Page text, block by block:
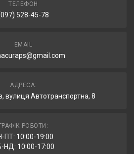
ТЕЛЕФОН
528-45-78
EMAIL
АДРЕСА:
вулиця Автотранспортна, 8
ГРАФІК РОБОТИ:
ПТ: 10:00-19:00
НД: 10:00-17:00